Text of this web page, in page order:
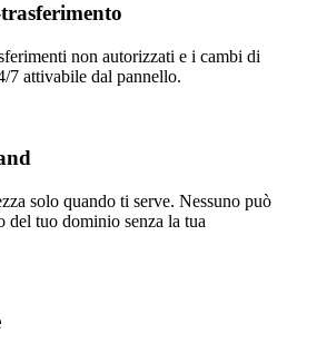
non autorizzati e i cambi di
7 attivabile dal pannello.
solo quando ti serve. Nessuno può
del tuo dominio senza la tua